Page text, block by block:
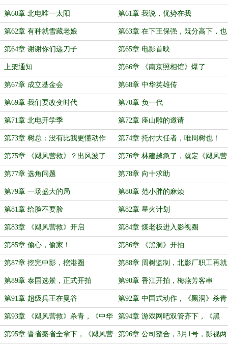
第60章 北电唯一太阳 第61章 我说，优势在我
第62章 有种就雪藏老娘 第63章 在下王保强，既分高下，也
决生死！
第64章 谢谢你们递刀子 第65章 电影首映
上架通知 第66章 《南京照相馆》爆了
第67章 成立基金会 第68章 中华英雄传
第69章 我们要改变时代 第70章 负一代
第71章 北电开学季 第72章 座山雕的邀请
第73章 树总：没有比我更懂动作
片！
第74章 托付大任者，唯周树也！
第75章 《飓风营救》？出风波了 第76章 林建越急了，就定《飓风营
救》
第77章 选角问题 第78章 向十求助
第79章 一场盛大的局 第80章 范小胖的麻烦
第81章 给脸不要脸 第82章 星火计划
第83章 《飓风营救》开启 第84章 煤老板进入影视圈
第85章 偷心，偷家！ 第86章 《黑洞》开拍
第87章 挖完中影，挖港圈 第88章 周树监制，北影厂职工再就
业
第89章 泰国选景，正式开拍 第90章 香江开拍，梅燕芳客串
第91章 超级兵王在曼谷 第92章 中国式动作，《黑洞》杀青
第93章 《飓风营救》杀青，《中华
英雄传》倒计时
第94章 游戏网吧双管齐下，《黑
洞》首轮谈判！
第95章 晋省秦省全拿下，《飓风营 第96章 公司整合，3月1号，影视两